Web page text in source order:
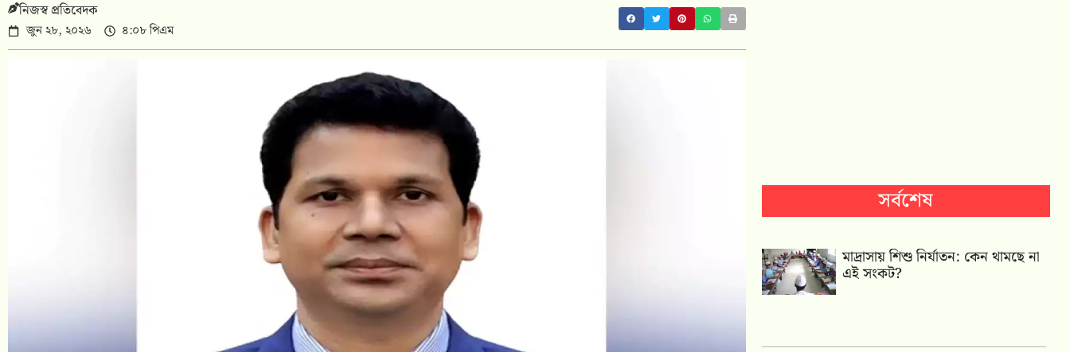
নিজস্ব প্রতিবেদক
জুন ২৮, ২০২৬ ৪:০৮ পিএম
সর্বশেষ
মাদ্রাসায় শিশু নির্যাতন: কেন থামছে না
এই সংকট?